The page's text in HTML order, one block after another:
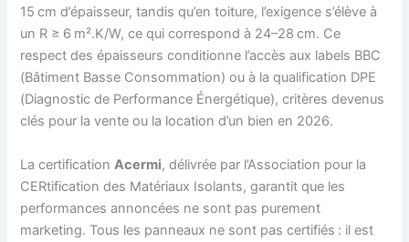
15 cm d’épaisseur, tandis qu’en toiture, l’exigence s’élève à
un R ≥ 6 m².K/W, ce qui correspond à 24–28 cm. Ce
respect des épaisseurs conditionne l’accès aux labels BBC
(Bâtiment Basse Consommation) ou à la qualification DPE
(Diagnostic de Performance Énergétique), critères devenus
clés pour la vente ou la location d’un bien en 2026.
La certificationAcermi, délivrée par l’Association pour la
CERtification des Matériaux Isolants, garantit que les
performances annoncées ne sont pas purement
marketing. Tous les panneaux ne sont pas certifiés : il est